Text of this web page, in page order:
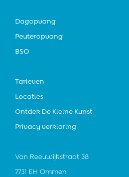
Dagopvang
Peuteropvang
BSO
Tarieven
Locaties
Ontdek De Kleine Kunst
Privacy verklaring
Van Reeuwijkstraat 38
7731 EH Ommen